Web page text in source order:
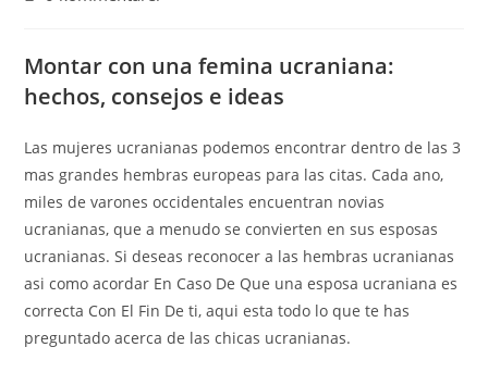
Montar con una femina ucraniana:
hechos, consejos e ideas
Las mujeres ucranianas podemos encontrar dentro de las 3
mas grandes hembras europeas para las citas. Cada ano,
miles de varones occidentales encuentran novias
ucranianas, que a menudo se convierten en sus esposas
ucranianas. Si deseas reconocer a las hembras ucranianas
asi­ como acordar En Caso De Que una esposa ucraniana es
correcta Con El Fin De ti, aqui esta todo lo que te has
preguntado acerca de las chicas ucranianas.